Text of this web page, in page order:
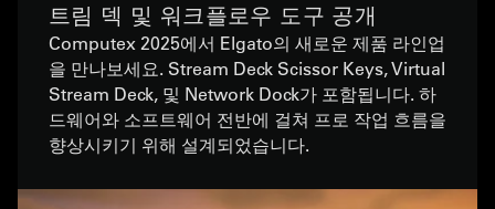
트림 덱 및 워크플로우 도구 공개
Computex 2025에서 Elgato의 새로운 제품 라인업
을 만나보세요. Stream Deck Scissor Keys, Virtual
Stream Deck, 및 Network Dock가 포함됩니다. 하
드웨어와 소프트웨어 전반에 걸쳐 프로 작업 흐름을
향상시키기 위해 설계되었습니다.